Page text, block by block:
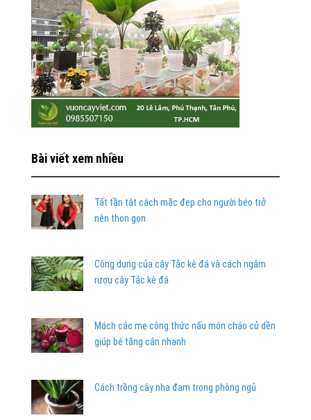
Bài viết xem nhiều
Tất tần tật cách mặc đẹp cho người béo trở
nên thon gọn
Công dụng của cây Tắc kè đá và cách ngâm
rượu cây Tắc kè đá
Mách các mẹ công thức nấu món cháo củ dền
giúp bé tăng cân nhanh
Cách trồng cây nha đam trong phòng ngủ